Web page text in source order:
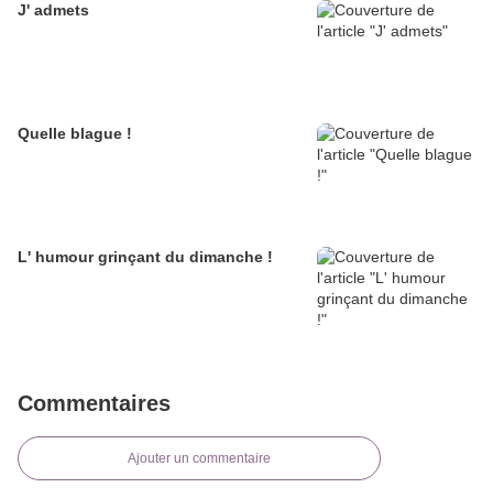
J' admets
Quelle blague !
L' humour grinçant du dimanche !
Commentaires
Ajouter un commentaire